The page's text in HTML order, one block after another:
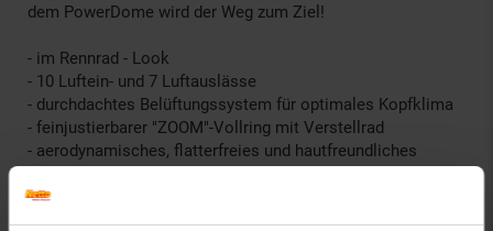
dem PowerDome wird der Weg zum Ziel!
- im Rennrad - Look
- 10 Luftein- und 7 Luftauslässe
- durchdachtes Belüftungssystem für optimales Kopfklima
- feinjustierbarer "ZOOM"-Vollring mit Verstellrad
- aerodynamisches, flatterfreies und hautfreundliches